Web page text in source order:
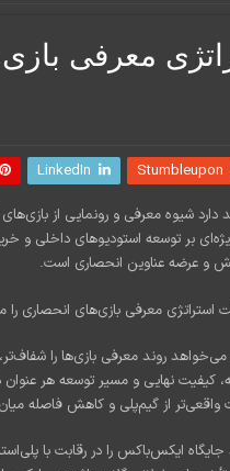
معرفی
Stumbleupon
LinkedIn
دارد شیوه معرفی و رونمایی از
بر توسعه استودیوهای داخلی و
و عرضه عناوین انحصاری است.
روند معرفی بازی‌ها را شفاف‌تر،
کیفیت نهایی و مسیر توسعه هر عنوان
واقعی‌تر از گیم‌پلی و کاهش فاصله
ایکس‌باکس را در رقابت با